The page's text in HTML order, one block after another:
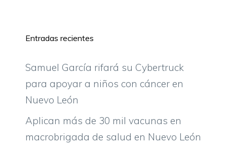
Entradas recientes
Samuel García rifará su Cybertruck
para apoyar a niños con cáncer en
Nuevo León
Aplican más de 30 mil vacunas en
macrobrigada de salud en Nuevo León